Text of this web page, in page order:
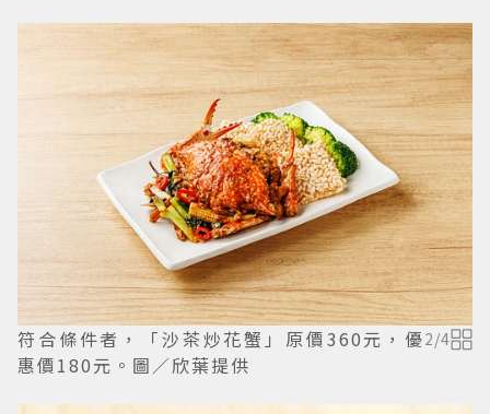
符合條件者，「沙茶炒花蟹」原價360元，優
惠價180元。圖／欣葉提供
2/4